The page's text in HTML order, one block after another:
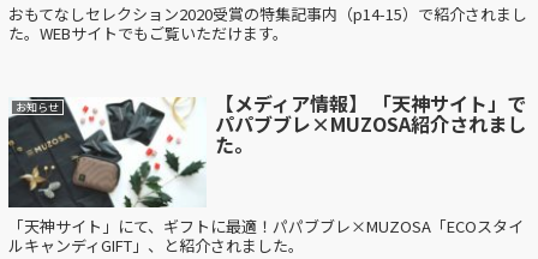
おもてなしセレクション2020受賞の特集記事内（p14-15）で紹介されまし
た。WEBサイトでもご覧いただけます。
お知らせ 【メディア情報】 「天神サイト」で
パパブブレ×MUZOSA紹介されまし
た。
「天神サイト」にて、ギフトに最適！パパブブレ×MUZOSA「ECOスタイ
ルキャンディGIFT」、と紹介されました。